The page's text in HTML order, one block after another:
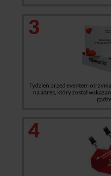
3
Tydzień przed eventem
na adres, który został
4